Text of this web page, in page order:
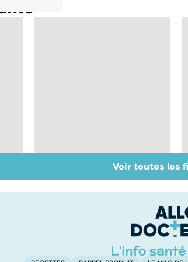
Inflammation des
amygdales : que faire
Voir toutes les